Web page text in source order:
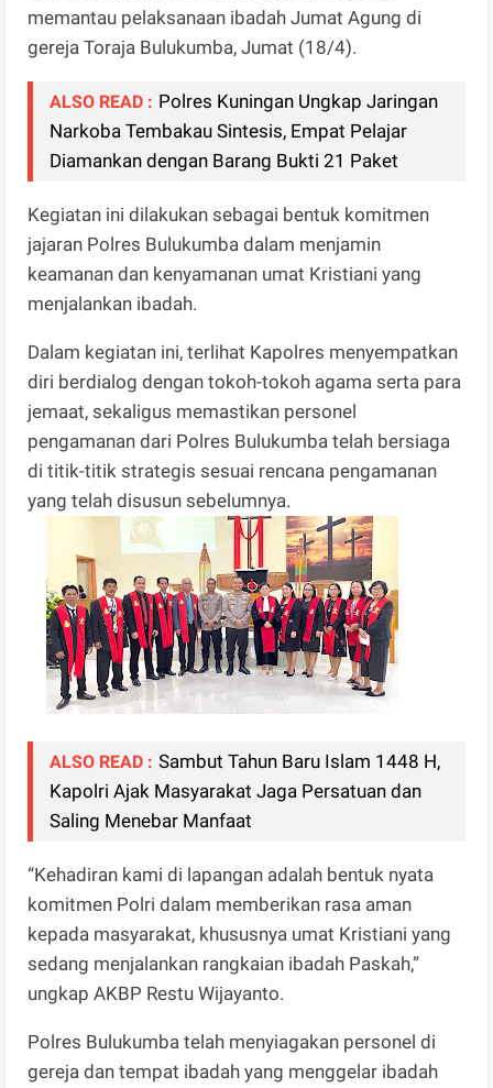
memantau pelaksanaan ibadah Jumat Agung di
gereja Toraja Bulukumba, Jumat (18/4).
ALSO READ : Polres Kuningan Ungkap Jaringan
Narkoba Tembakau Sintesis, Empat Pelajar
Diamankan dengan Barang Bukti 21 Paket
Kegiatan ini dilakukan sebagai bentuk komitmen
jajaran Polres Bulukumba dalam menjamin
keamanan dan kenyamanan umat Kristiani yang
menjalankan ibadah.
Dalam kegiatan ini, terlihat Kapolres menyempatkan
diri berdialog dengan tokoh-tokoh agama serta para
jemaat, sekaligus memastikan personel
pengamanan dari Polres Bulukumba telah bersiaga
di titik-titik strategis sesuai rencana pengamanan
yang telah disusun sebelumnya.
ALSO READ : Sambut Tahun Baru Islam 1448 H,
Kapolri Ajak Masyarakat Jaga Persatuan dan
Saling Menebar Manfaat
“Kehadiran kami di lapangan adalah bentuk nyata
komitmen Polri dalam memberikan rasa aman
kepada masyarakat, khususnya umat Kristiani yang
sedang menjalankan rangkaian ibadah Paskah,”
ungkap AKBP Restu Wijayanto.
Polres Bulukumba telah menyiagakan personel di
gereja dan tempat ibadah yang menggelar ibadah